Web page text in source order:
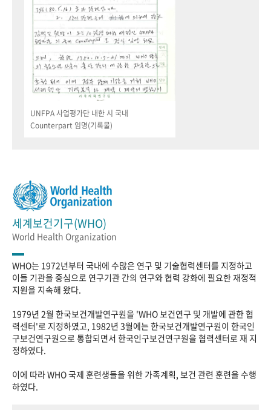
UNFPA 사업평가단 내한 시 국내
Counterpart 임명(기록물)
세계보건기구(WHO)
World Health Organization
WHO는 1972년부터 국내에 수많은 연구 및 기술협력센터를 지정하고
이들 기관을 중심으로 연구기관 간의 연구와 협력 강화에 필요한 재정적
지원을 지속해 왔다.
1979년 2월 한국보건개발연구원을 'WHO 보건연구 및 개발에 관한 협
력센터'로 지정하였고, 1982년 3월에는 한국보건개발연구원이 한국인
구보건연구원으로 통합되면서 한국인구보건연구원을 협력센터로 재 지
정하였다.
이에 따라 WHO 국제 훈련생들을 위한 가족계획, 보건 관련 훈련을 수행
하였다.